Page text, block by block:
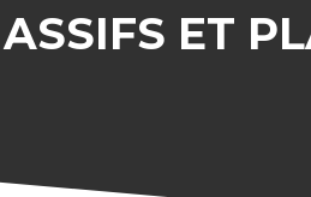
ET